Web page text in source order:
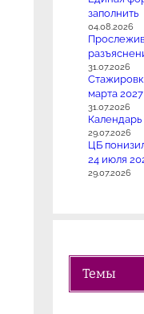
заполнить
04.08.2026
31.07.2026
марта
31.07.2026
Календарь
29.07.2026
ЦБ
24 июля
29.07.2026
Темы